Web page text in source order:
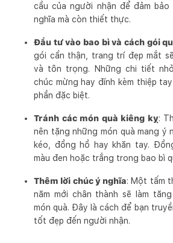
cầu của người nhận để đảm
nghĩa mà còn thiết thực.
Đầu tư vào bao bì và cách gói
gói cẩn thận, trang trí đẹp mắt
và tôn trọng. Những chi tiết
chúc mừng hay đính kèm thiệp
phần đặc biệt.
Tránh các món quà kiêng kỵ:
nên tặng những món quà mang ý
kéo, đồng hồ hay khăn tay.
màu đen hoặc trắng trong bao bì
Thêm lời chúc ý nghĩa: Một tấm
năm mới chân thành sẽ làm
món quà. Đây là cách để bạn
tốt đẹp đến người nhận.